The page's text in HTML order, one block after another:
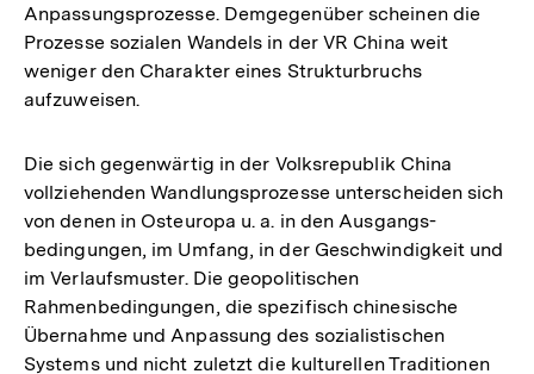
der
Fußnote
Anpassungsprozesse. Demgegenüber scheinen die
Prozesse sozialen Wandels in der VR China weit
weniger den Charakter eines Strukturbruchs
aufzuweisen.
Die sich gegenwärtig in der Volksrepublik China
vollziehenden Wandlungsprozesse unterscheiden sich
von denen in Osteuropa u. a. in den Ausgangs-
bedingungen, im Umfang, in der Geschwindigkeit und
im Verlaufsmuster. Die geopolitischen
Rahmenbedingungen, die spezifisch chinesische
Übernahme und Anpassung des sozialistischen
Systems und nicht zuletzt die kulturellen Traditionen